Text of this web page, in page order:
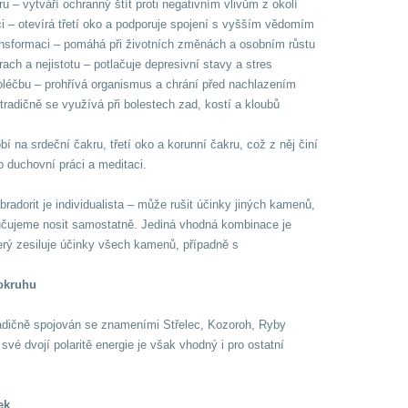
– vytváří ochranný štít proti negativním vlivům z okolí
– otevírá třetí oko a podporuje spojení s vyšším vědomím
– pomáhá při životních změnách a osobním růstu
a nejistotu – potlačuje depresivní stavy a stres
– prohřívá organismus a chrání před nachlazením
se využívá při bolestech zad, kostí a kloubů
na srdeční čakru, třetí oko a korunní čakru, což z něj činí
duchovní práci a meditaci.
je individualista – může rušit účinky jiných kamenů,
nosit samostatně. Jediná vhodná kombinace je
zesiluje účinky všech kamenů, případně s
spojován se znameními Střelec, Kozoroh, Ryby
dvojí polaritě energie je však vhodný i pro ostatní